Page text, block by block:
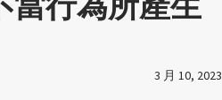
3 月 10, 2023